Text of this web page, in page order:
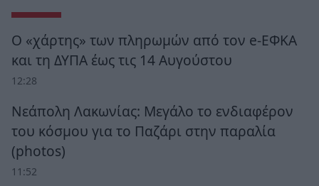
Ο «χάρτης» των πληρωμών από τον e-ΕΦΚΑ
και τη ΔΥΠΑ έως τις 14 Αυγούστου
12:28
Νεάπολη Λακωνίας: Μεγάλο το ενδιαφέρον
του κόσμου για το Παζάρι στην παραλία
(photos)
11:52